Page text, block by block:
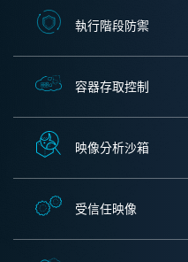
執行階段防禦
容器存取控制
映像分析沙箱
受信任映像